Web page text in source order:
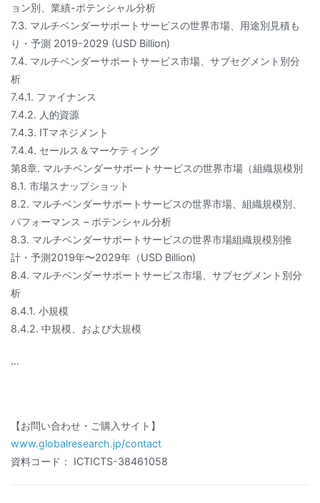
ョン別、業績-ポテンシャル分析
7.3. マルチベンダーサポートサービスの世界市場、用途別見積も
り・予測 2019-2029 (USD Billion)
7.4. マルチベンダーサポートサービス市場、サブセグメント別分
析
7.4.1. ファイナンス
7.4.2. 人的資源
7.4.3. ITマネジメント
7.4.4. セールス＆マーケティング
第8章. マルチベンダーサポートサービスの世界市場（組織規模別
8.1. 市場スナップショット
8.2. マルチベンダーサポートサービスの世界市場、組織規模別、
パフォーマンス – ポテンシャル分析
8.3. マルチベンダーサポートサービスの世界市場組織規模別推
計・予測2019年〜2029年（USD Billion)
8.4. マルチベンダーサポートサービス市場、サブセグメント別分
析
8.4.1. 小規模
8.4.2. 中規模、および大規模
…
【お問い合わせ・ご購入サイト】
www.globalresearch.jp/contact
資料コード： ICTICTS-38461058